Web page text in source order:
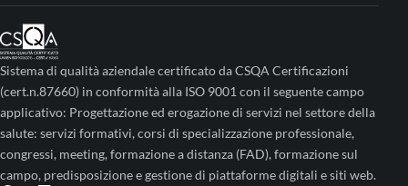
Sistema di qualità aziendale certificato da CSQA Certificazioni
(cert.n.87660) in conformità alla ISO 9001 con il seguente campo
applicativo: Progettazione ed erogazione di servizi nel settore della
salute: servizi formativi, corsi di specializzazione professionale,
congressi, meeting, formazione a distanza (FAD), formazione sul
campo, predisposizione e gestione di piattaforme digitali e siti web.